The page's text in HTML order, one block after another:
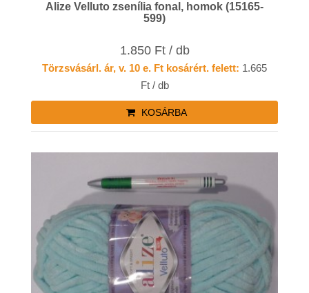
Alize Velluto zsenília fonal, homok (15165-
599)
1.850 Ft / db
Törzsvásárl. ár, v. 10 e. Ft kosárért. felett: 1.665
Ft / db
KOSÁRBA